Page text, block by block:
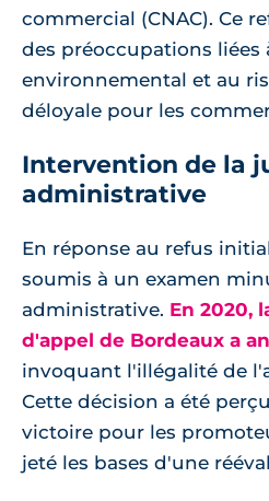
commercial (CNAC). Ce
des préoccupations liées
environnemental et au
déloyale pour les
Intervention de la
administrative
En réponse au refus
soumis à un examen
administrative. En 2020,
d'appel de Bordeaux a
invoquant l'illégalité de
Cette décision a été
victoire pour les
jeté les bases d'une